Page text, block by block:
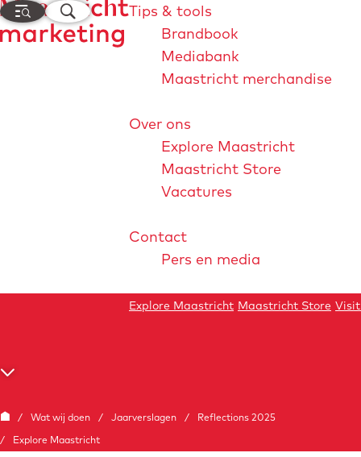
M
e
Z
o
g
Tips & tools
Brandbook
Mediabank
Maastricht merchandise
Over ons
Explore Maastricht
Maastricht Store
Vacatures
Contact
Pers en media
Explore Maastricht Maastricht Store
Reflections 2025
Maastricht
cG
a
/ Wat wij doen / Jaarverslagen /
Reflections 2025
/
Explore Maastricht